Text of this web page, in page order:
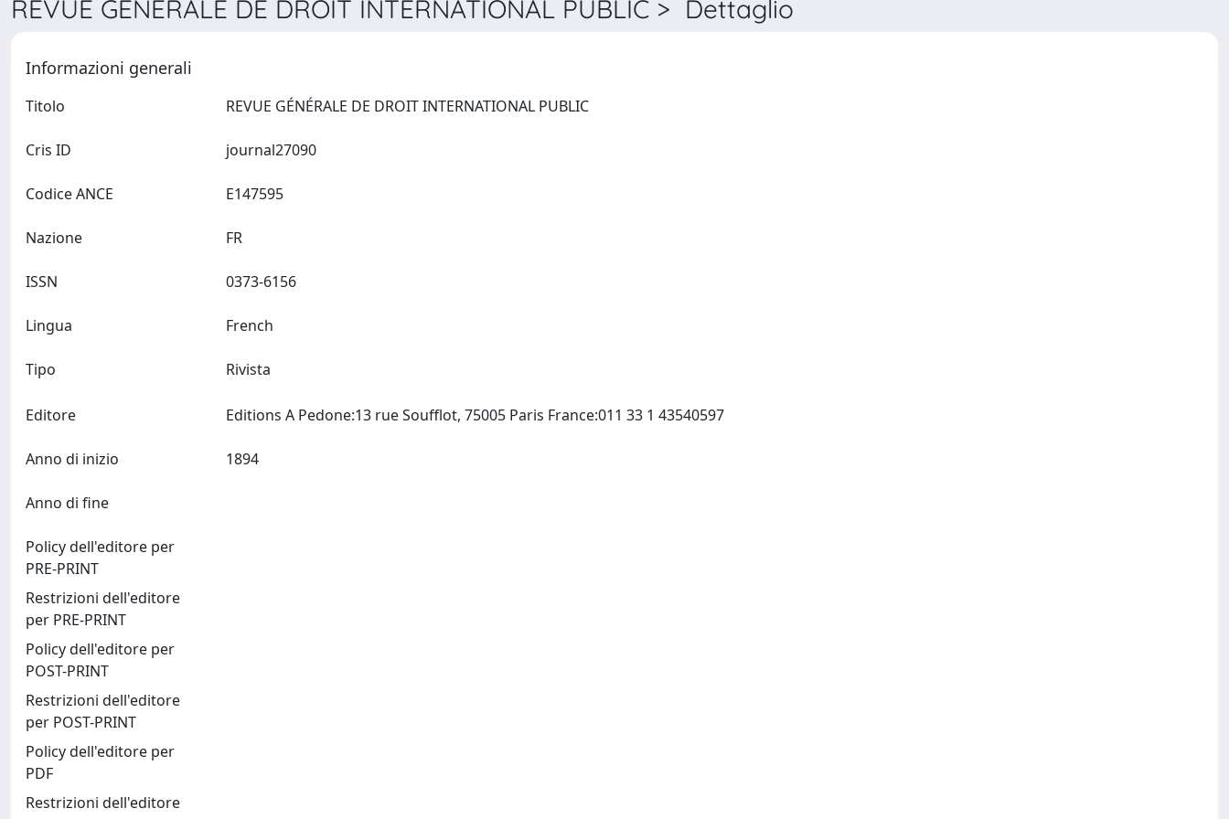
REVUE GÉNÉRALE DE DROIT INTERNATIONAL PUBLIC > Dettaglio
Informazioni generali
Titolo
Cris ID
Codice ANCE
Nazione
ISSN
Lingua
Tipo Rivista
Editore
Anno di inizio
Anno di fine
Policy dell'editore per
PRE-PRINT
Restrizioni dell'editore
per PRE-PRINT
Policy dell'editore per
POST-PRINT
Restrizioni dell'editore
per POST-PRINT
Policy dell'editore per
PDF
Restrizioni dell'editore